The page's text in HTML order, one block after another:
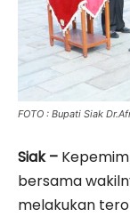
FOTO : Bupati Siak
Siak –
bersama
melakukan